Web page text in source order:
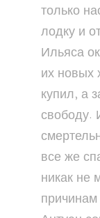
только
лодку и
Ильяса
их новых
купил, а
свободу.
все же
никак не